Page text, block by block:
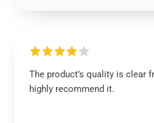
The product’s quality is clear
highly recommend it.